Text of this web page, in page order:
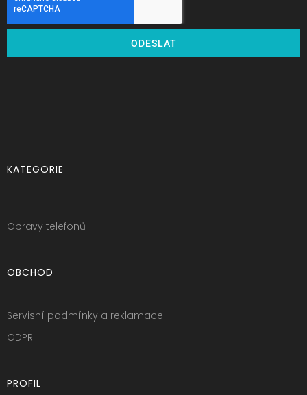
ODESLAT
KATEGORIE
Opravy telefonů
OBCHOD
Servisní podmínky a reklamace
GDPR
PROFIL